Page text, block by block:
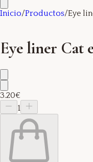
Inicio/Productos/Eye
Eye liner Cat
3.20€
1